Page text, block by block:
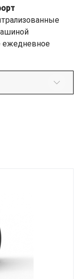
ежедневное